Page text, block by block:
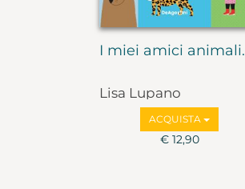
I miei amici animali.
Lisa Lupano
ACQUISTA
€ 12,90